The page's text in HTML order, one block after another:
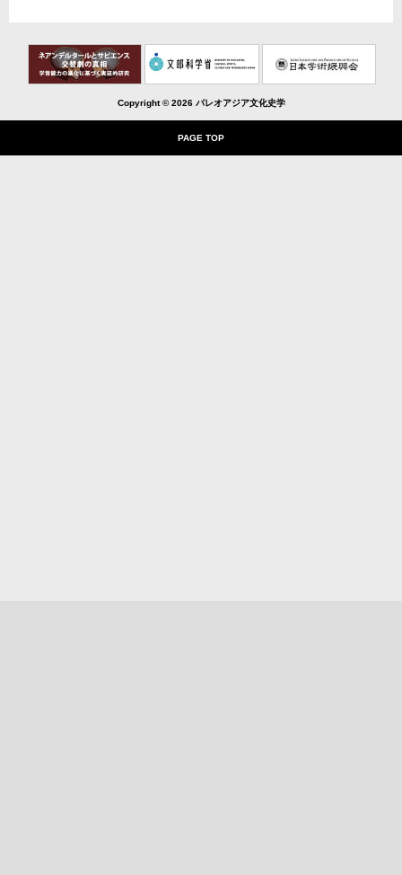
Copyright ©2026 パレオアジア文化史学
PAGE TOP